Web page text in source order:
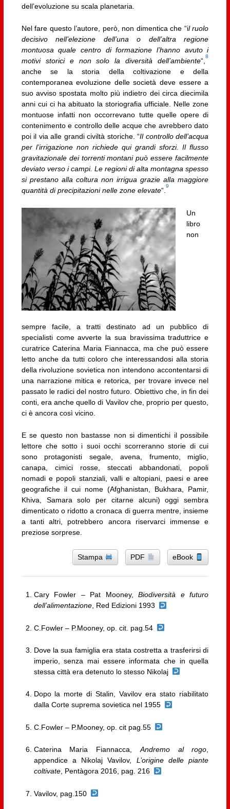
dell’evoluzione su scala planetaria.
Nel fare questo l’autore, però, non dimentica che “il ruolo
decisivo nell’elezione dell’una o dell’altra regione
montuosa quale centro di formazione l’hanno avuto i
motivi storici e non solo la diversità dell’ambiente“,
8
anche se la storia della coltivazione e della
contemporanea evoluzione delle società deve essere a
suo avviso spostata molto più indietro dei circa diecimila
anni cui ci ha abituato la storiografia ufficiale. Nelle zone
montuose infatti non occorrevano tutte quelle opere di
contenimento e controllo delle acque che avrebbero dato
poi il via alle grandi civiltà storiche. “Il controllo dell’acqua
per l’irrigazione non richiede qui grandi sforzi. Il flusso
gravitazionale dei torrenti montani può essere facilmente
deviato verso i campi. Le regioni di alta montagna spesso
si prestano alla coltura non irrigua grazie alla maggiore
quantità di precipitazioni nelle zone elevate“.
9
Un
libro
non
sempre facile, a tratti destinato ad un pubblico di
specialisti come avverte la sua bravissima traduttrice e
curatrice Caterina Maria Fiannacca, ma che può essere
letto anche da tutti coloro che interessandosi alla storia
della rivoluzione sovietica non intendono accontentarsi di
una narrazione mitica e retorica, per trovare invece nel
passato le radici del nostro futuro. Obiettivo che, in fin dei
conti, era anche quello di Vavilov che, proprio per questo,
ci è ancora così vicino.
E se questo non bastasse non si dimentichi il possibile
lettore che sotto i suoi occhi scorreranno storie di cui
sono protagonisti segale, avena, frumento, miglio,
canapa, cimici rosse, steccati abbandonati, popoli
nomadi e popoli stanziali, valli e altopiani, paesi e aree
geografiche il cui nome (Afghanistan, Bukhara, Pamir,
Khiva, Samara solo per citarne alcuni) oggi sembra
dimenticato o ridotto a cronaca di guerra mentre, insieme
a tanti altri, potrebbero ancora riservarci immense e
preziose sorprese.
Stampa PDF eBook
Cary Fowler – Pat Mooney,Biodiversità e futuro
dell’alimentazione, Red Edizioni 1993
C.Fowler – P.Mooney, op. cit. pag.54
Dove la sua famiglia era stata costretta a trasferirsi di
imperio, senza mai essere informata che in quella
stessa città era detenuto lo stesso Nikolaj
Dopo la morte di Stalin, Vavilov era stato riabilitato
dalla Corte suprema sovietica nel 1955
C.Fowler – P.Mooney, op. cit pag.55
Caterina Maria Fiannacca, Andremo al rogo
appendice a Nikolaj Vavilov, L’origine delle piante
coltivate, Pentàgora 2016, pag. 216
Vavilov, pag.150